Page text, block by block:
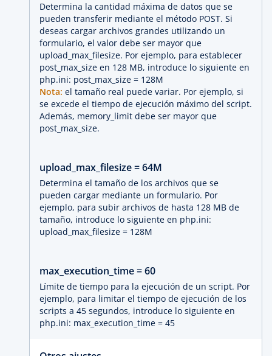
Determina la cantidad máxima de datos que se
pueden transferir mediante el método POST. Si
deseas cargar archivos grandes utilizando un
formulario, el valor debe ser mayor que
upload_max_filesize. Por ejemplo, para establecer
post_max_size en 128 MB, introduce lo siguiente en
php.ini: post_max_size = 128M
Nota: el tamaño real puede variar. Por ejemplo, si
se excede el tiempo de ejecución máximo del script.
Además, memory_limit debe ser mayor que
post_max_size.
upload_max_filesize = 64M
Determina el tamaño de los archivos que se
pueden cargar mediante un formulario. Por
ejemplo, para subir archivos de hasta 128 MB de
tamaño, introduce lo siguiente en php.ini:
upload_max_filesize = 128M
max_execution_time = 60
Límite de tiempo para la ejecución de un script. Por
ejemplo, para limitar el tiempo de ejecución de los
scripts a 45 segundos, introduce lo siguiente en
php.ini: max_execution_time = 45